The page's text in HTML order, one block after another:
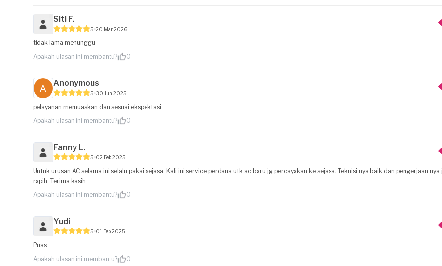
Siti F.
5 20 Mar 2026
tidak lama menunggu
Apakah ulasan ini membantu?
0
Anonymous
5 30 Jun 2025
pelayanan memuaskan dan sesuai ekspektasi
Apakah ulasan ini membantu?
0
Fanny L.
5 02 Feb 2025
Untuk urusan AC selama ini selalu pakai sejasa. Kali ini service perdana utk ac baru jg percayakan ke sejasa. Teknisi nya baik dan pengerjaan nya
rapih. Terima kasih
Apakah ulasan ini membantu?
0
Yudi
5 01 Feb 2025
Puas
Apakah ulasan ini membantu?
0